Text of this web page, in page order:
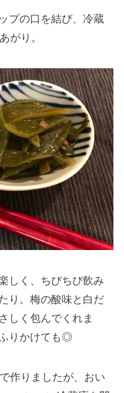
プの口を結び、冷蔵
がり。
しく、ちびちび飲み
り。梅の酸味と白だ
しく包んでくれま
りかけても◎
作りましたが、おい